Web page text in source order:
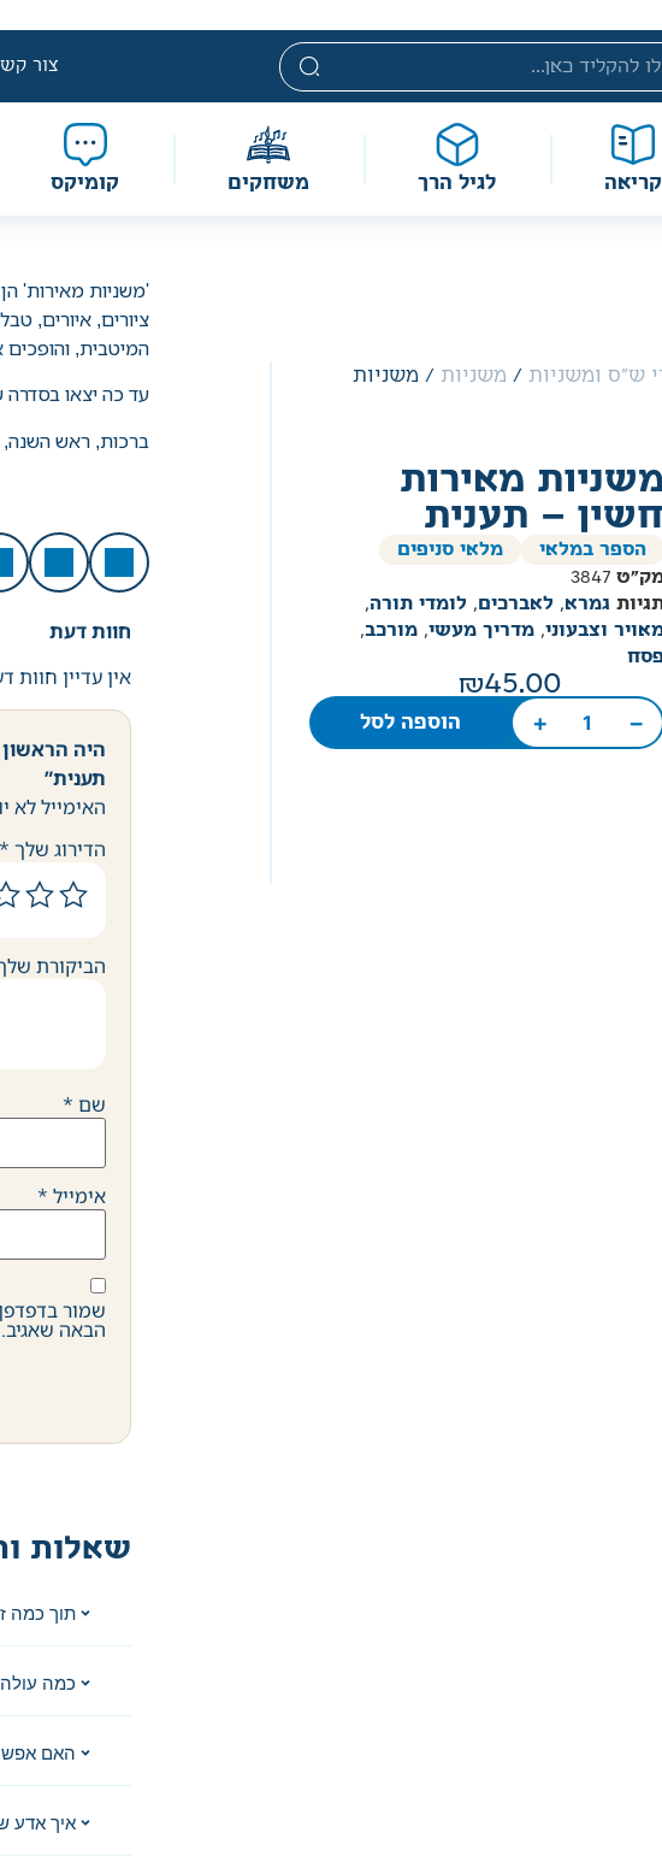
מהמחיר הקטלוגי. מחירים אלה ניתנים במסגרת מדיניות תמחור מוזלת, ואינם
מוגבלת וע״פ התקנות.
צור
קריאה לגיל הרך משחקים קומיקס
ש"ס ומשניות / משניות / משניות
משניות מאירות
חשין – תענית
הספר במלאי
מלאי סניפים
3847
גמרא, לאברכים, לומדי תורה,
וצבעוני, מדריך מעשי, מורכב,
פסח
45.00
−
+ הוספה לסל
'משניות מאירות'
ציורים, איורים,
המיטבית,
עד כה יצאו בסדרה
ברכות, ראש השנה,
חוות דעת
אין עדיין חוות
היה
תענית”
האימייל לא
הדירוג שלך *
הביקורת
שם *
אימייל *
שמור
הבאה שאגיב.
שאלות
תוך כמה
כמה
האם
איך אדע